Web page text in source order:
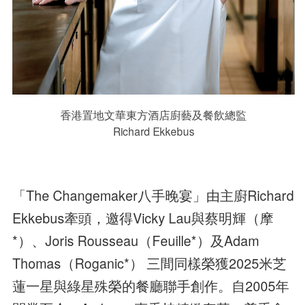
香港置地文華東方酒店廚藝及餐飲總監
Richard Ekkebus
「The Changemaker八手晚宴」由主廚Richard
Ekkebus牽頭，邀得Vicky Lau與蔡明輝（摩
*）、Joris Rousseau（Feuille*）及Adam
Thomas（Roganic*） 三間同樣榮獲2025米芝
蓮一星與綠星殊榮的餐廳聯手創作。自2005年